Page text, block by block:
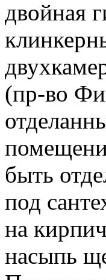
двойная
(пр-во
быть
под
на
насыпь